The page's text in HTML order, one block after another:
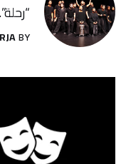
“رحلة”… تجربة
BY
ALFURJA 3 أغسطس، 2026